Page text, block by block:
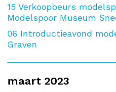
15 Verkoopbeurs
Modelspoor Museum
06 Introductieavond
Graven
maart 2023